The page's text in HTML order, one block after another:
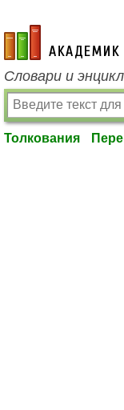
academic.ru
Словари и
Толкования